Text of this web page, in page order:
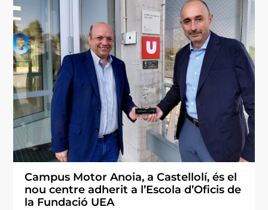
Campus Motor Anoia, a Castellolí, és el
nou centre adherit a l’Escola d’Oficis de
la Fundació UEA